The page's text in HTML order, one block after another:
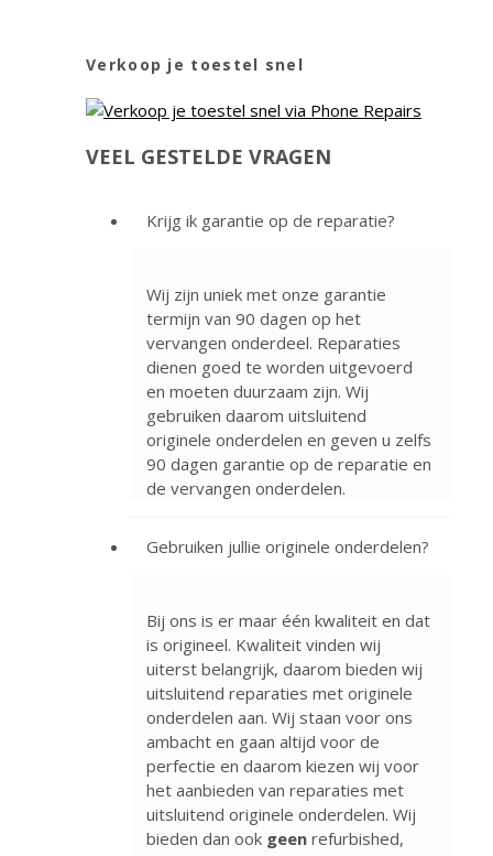
Verkoop je toestel snel
VEEL GESTELDE VRAGEN
Krijg ik garantie op de reparatie?
Wij zijn uniek met onze garantie
termijn van 90 dagen op het
vervangen onderdeel. Reparaties
dienen goed te worden uitgevoerd
en moeten duurzaam zijn. Wij
gebruiken daarom uitsluitend
originele onderdelen en geven u zelfs
90 dagen garantie op de reparatie en
de vervangen onderdelen.
Gebruiken jullie originele onderdelen?
Bij ons is er maar één kwaliteit en dat
is origineel. Kwaliteit vinden wij
uiterst belangrijk, daarom bieden wij
uitsluitend reparaties met originele
onderdelen aan. Wij staan voor ons
ambacht en gaan altijd voor de
perfectie en daarom kiezen wij voor
het aanbieden van reparaties met
uitsluitend originele onderdelen. Wij
bieden dan ook geen refurbished,